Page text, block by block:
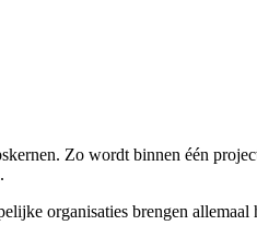
Zo wordt binnen één
organisaties brengen